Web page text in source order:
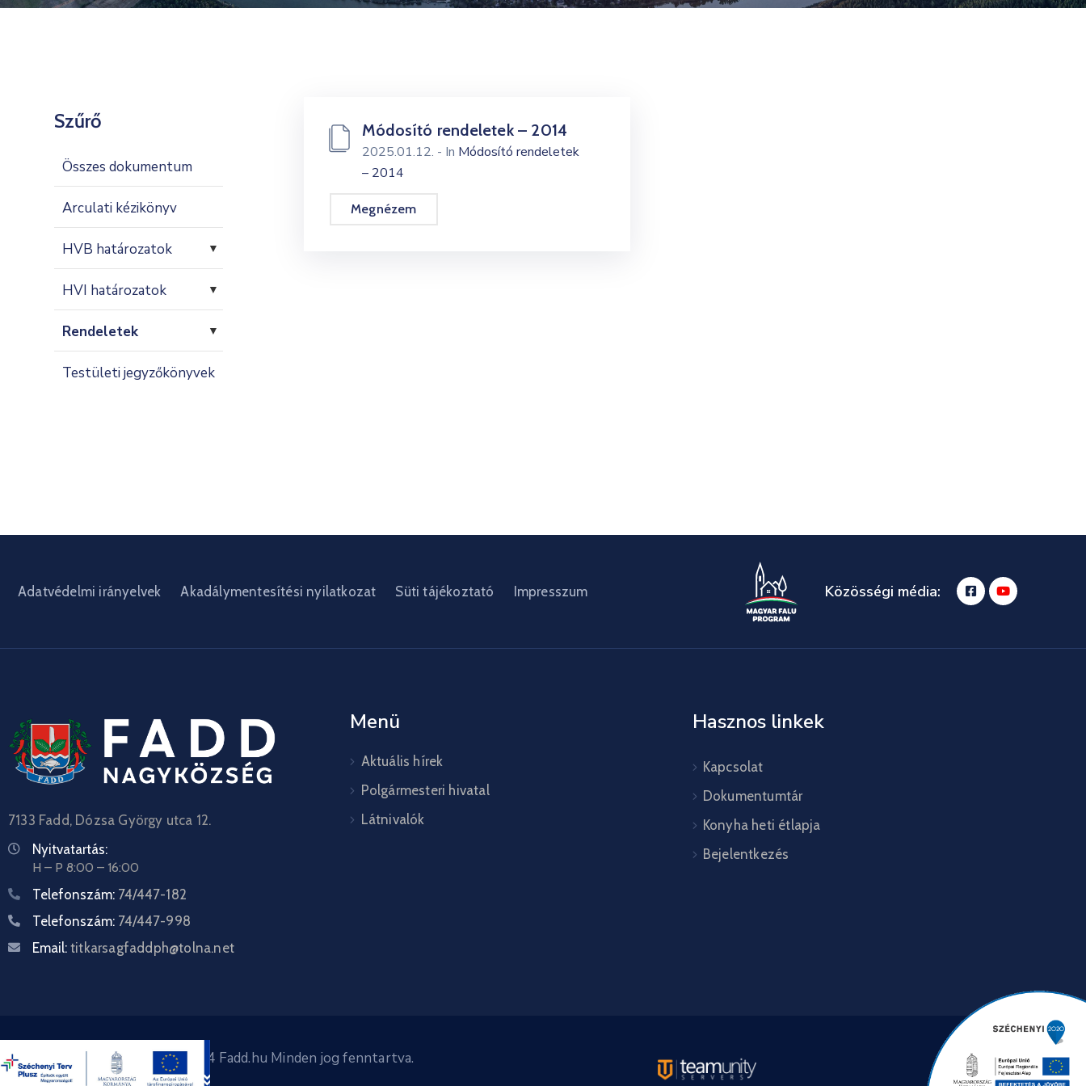
Szűrő
Összes dokumentum
Arculati kézikönyv
HVB határozatok ▼
HVI határozatok ▼
Rendeletek ▼
Testületi jegyzőkönyvek
Módosító rendeletek – 2014
2025.01.12. - In Módosító rendeletek
– 2014
Megnézem
Adatvédelmi irányelvek Akadálymentesítési nyilatkozat Süti tájékoztató Impresszum Közösségi média:
7133 Fadd, Dózsa György utca 12.
Nyitvatartás:
H – P 8:00 – 16:00
Telefonszám: 74/447-182
Telefonszám: 74/447-998
Email: titkarsagfaddph@tolna.net
Menü
Aktuális hírek
Polgármesteri hivatal
Látnivalók
Hasznos linkek
Kapcsolat
Dokumentumtár
Konyha heti étlapja
Bejelentkezés
Copyright © 2024 Fadd.hu Minden jog fenntartva.